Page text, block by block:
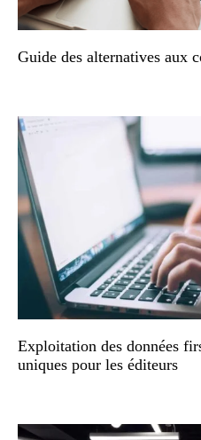
Guide des alternatives aux
Exploitation des données
uniques pour les éditeurs